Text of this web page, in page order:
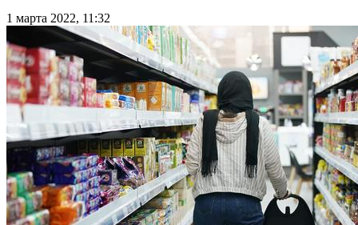
1 марта 2022, 11:32